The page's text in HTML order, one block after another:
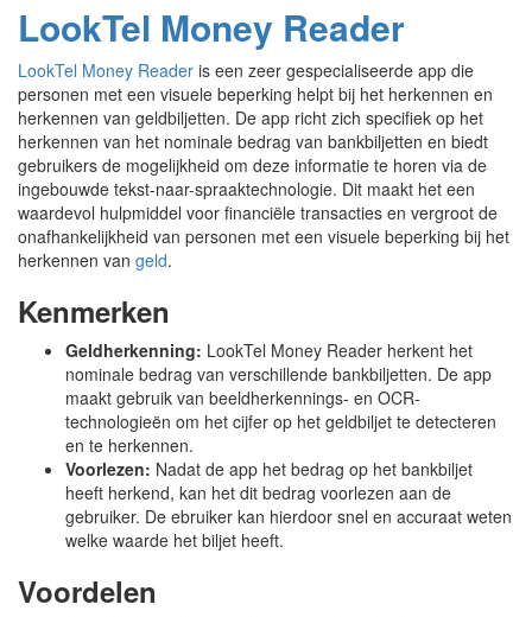
LookTel Money Reader
LookTel Money Reader is een zeer gespecialiseerde app die
personen met een visuele beperking helpt bij het herkennen en
herkennen van geldbiljetten. De app richt zich specifiek op het
herkennen van het nominale bedrag van bankbiljetten en biedt
gebruikers de mogelijkheid om deze informatie te horen via de
ingebouwde tekst-naar-spraaktechnologie. Dit maakt het een
waardevol hulpmiddel voor financiële transacties en vergroot de
onafhankelijkheid van personen met een visuele beperking bij het
herkennen van geld.
Kenmerken
Geldherkenning: LookTel Money Reader herkent het
nominale bedrag van verschillende bankbiljetten. De app
maakt gebruik van beeldherkennings- en OCR-
technologieën om het cijfer op het geldbiljet te detecteren
en te herkennen.
Voorlezen: Nadat de app het bedrag op het bankbiljet
heeft herkend, kan het dit bedrag voorlezen aan de
gebruiker. De ebruiker kan hierdoor snel en accuraat weten
welke waarde het biljet heeft.
Voordelen